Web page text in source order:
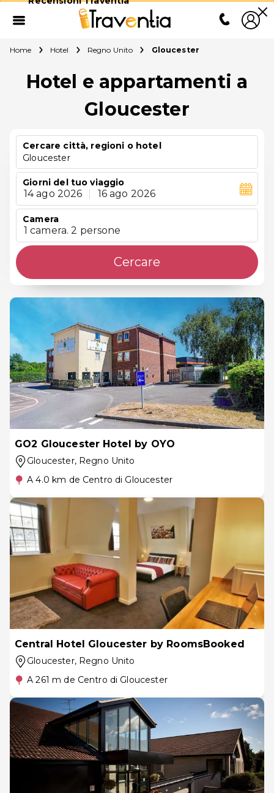
Home Hotel Regno Unito Gloucester
Hotel e appartamenti a
Gloucester
Cercare città, regioni o hotel
Gloucester
Giorni del tuo viaggio
14 ago 2026 16 ago 2026
Camera
1 camera. 2 persone
Cercare
GO2 Gloucester Hotel by OYO
Gloucester, Regno Unito
A 4.0 km de Centro di Gloucester
Central Hotel Gloucester by RoomsBooked
Gloucester, Regno Unito
A 261 m de Centro di Gloucester